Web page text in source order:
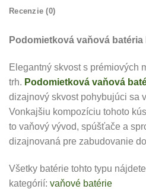
Recenzie (0)
Podomietková vaňová batéria
Elegantný skvost s prémiových
trh. Podomietková vaňová
dizajnový skvost pohybujúci sa
Vonkajšiu kompozíciu tohoto
to vaňový vývod, spúšťače a
dizajnovaná pre zabudovanie
Všetky batérie tohto typu
kategórií: vaňové batérie